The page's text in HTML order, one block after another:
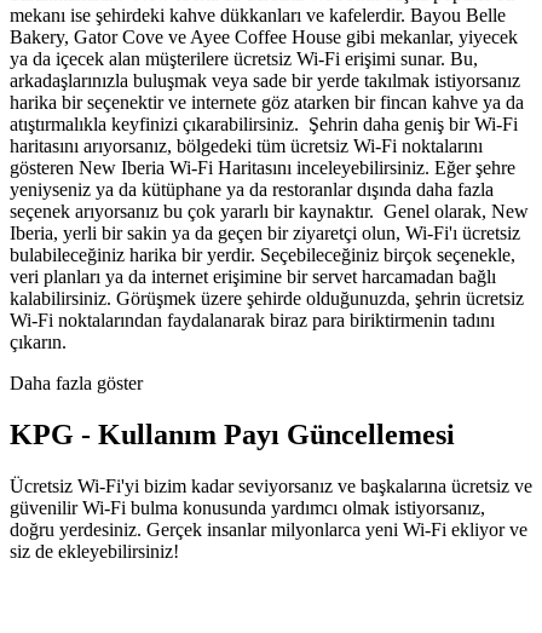
mekanı ise şehirdeki kahve dükkanları ve kafelerdir. Bayou Belle
Bakery, Gator Cove ve Ayee Coffee House gibi mekanlar, yiyecek
ya da içecek alan müşterilere ücretsiz Wi-Fi erişimi sunar. Bu,
arkadaşlarınızla buluşmak veya sade bir yerde takılmak istiyorsanız
harika bir seçenektir ve internete göz atarken bir fincan kahve ya da
atıştırmalıkla keyfinizi çıkarabilirsiniz. Şehrin daha geniş bir Wi-Fi
haritasını arıyorsanız, bölgedeki tüm ücretsiz Wi-Fi noktalarını
gösteren New Iberia Wi-Fi Haritasını inceleyebilirsiniz. Eğer şehre
yeniyseniz ya da kütüphane ya da restoranlar dışında daha fazla
seçenek arıyorsanız bu çok yararlı bir kaynaktır. Genel olarak, New
Iberia, yerli bir sakin ya da geçen bir ziyaretçi olun, Wi-Fi'ı ücretsiz
bulabileceğiniz harika bir yerdir. Seçebileceğiniz birçok seçenekle,
veri planları ya da internet erişimine bir servet harcamadan bağlı
kalabilirsiniz. Görüşmek üzere şehirde olduğunuzda, şehrin ücretsiz
Wi-Fi noktalarından faydalanarak biraz para biriktirmenin tadını
çıkarın.
Daha fazla göster
KPG - Kullanım Payı Güncellemesi
Ücretsiz Wi-Fi'yi bizim kadar seviyorsanız ve başkalarına ücretsiz ve
güvenilir Wi-Fi bulma konusunda yardımcı olmak istiyorsanız,
doğru yerdesiniz. Gerçek insanlar milyonlarca yeni Wi-Fi ekliyor ve
siz de ekleyebilirsiniz!